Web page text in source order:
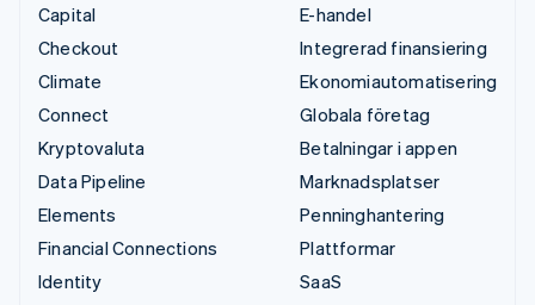
Capital
Checkout
Climate
Connect
Kryptovaluta
Data Pipeline
Elements
Financial Connections
Identity
E-handel
Integrerad finansiering
Ekonomiautomatisering
Globala företag
Betalningar i appen
Marknadsplatser
Penninghantering
Plattformar
SaaS